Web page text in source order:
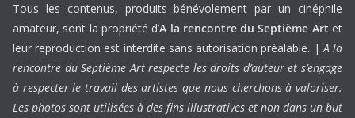
Tous les contenus, produits bénévolement par un cinéphile
amateur, sont la propriété d’A la rencontre du Septième Art et
leur reproduction est interdite sans autorisation préalable. |A la
rencontre du Septième Art respecte les droits d’auteur et s’engage
à respecter le travail des artistes que nous cherchons à valoriser.
Les photos sont utilisées à des fins illustratives et non dans un but